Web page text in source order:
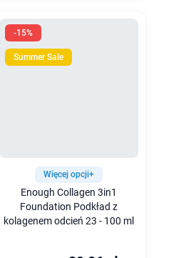
-15%
Summer Sale
Więcej opcji+
Enough Collagen 3in1
Foundation Podkład z
kolagenem odcień 23 - 100 ml